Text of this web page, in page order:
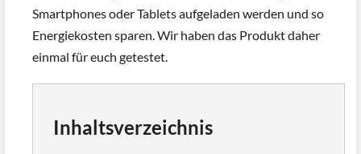
Smartphones oder Tablets aufgeladen werden und so
Energiekosten sparen. Wir haben das Produkt daher
einmal für euch getestet.
Inhaltsverzeichnis